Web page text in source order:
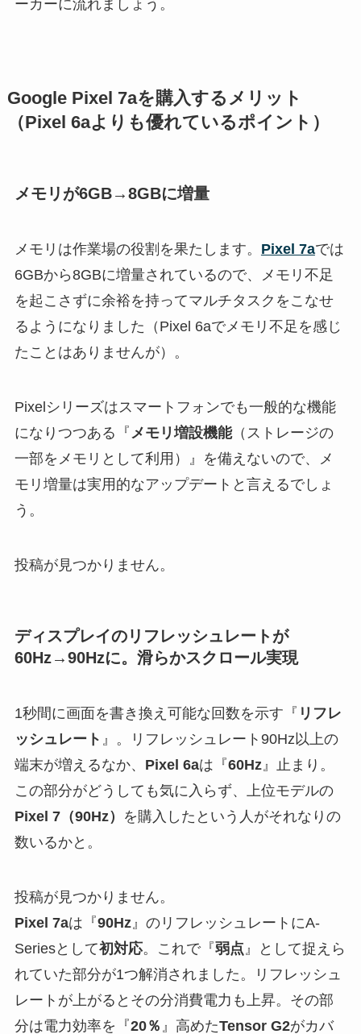
ーカーに流れましょう。
Google Pixel 7aを購入するメリット
（Pixel 6aよりも優れているポイント）
メモリが6GB→8GBに増量
メモリは作業場の役割を果たします。 Pixel 7aでは
6GBから8GBに増量されているので、メモリ不足
を起こさずに余裕を持ってマルチタスクをこなせ
るようになりました（Pixel 6aでメモリ不足を感じ
たことはありませんが）。
Pixelシリーズはスマートフォンでも一般的な機能
になりつつある『 メモリ増設機能（ストレージの
一部をメモリとして利用）』を備えないので、メ
モリ増量は実用的なアップデートと言えるでしょ
う。
投稿が見つかりません。
ディスプレイのリフレッシュレートが
60Hz→90Hzに。滑らかスクロール実現
1秒間に画面を書き換え可能な回数を示す『 リフレ
ッシュレート 』。リフレッシュレート90Hz以上の
端末が増えるなか、 Pixel 6aは『60Hz』止まり。
この部分がどうしても気に入らず、上位モデルの
Pixel 7（90Hz）
を購入したという人がそれなりの
数いるかと。
投稿が見つかりません。
Pixel 7aは『90Hz』のリフレッシュレートにA-
Seriesとして初対応。これで『弱点』として捉えら
れていた部分が1つ解消されました。リフレッシュ
レートが上がるとその分消費電力も上昇。その部
分は電力効率を『20％ 』高めたTensor G2がカバ